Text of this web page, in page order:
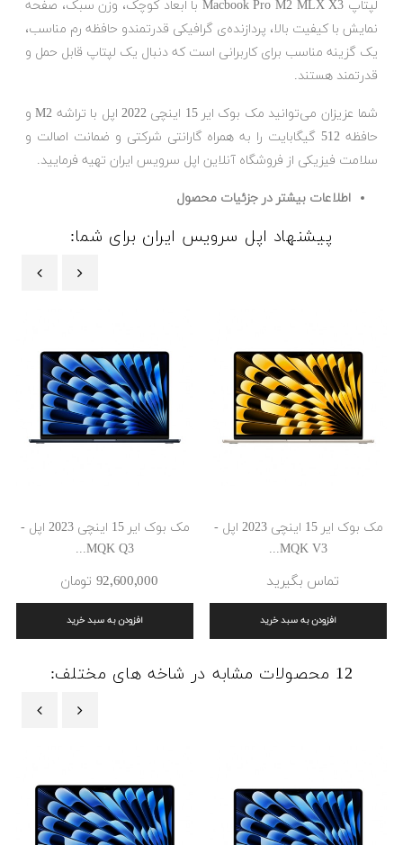
لپتاپ Macbook Pro M2 MLX X3 با ابعاد کوچک، وزن سبک، صفحه
نمایش با کیفیت بالا، پردازنده‌ی گرافیکی قدرتمندو حافظه رم مناسب،
یک گزینه مناسب برای کاربرانی است که دنبال یک لپتاپ قابل حمل و
قدرتمند هستند.
شما عزیزان می‌توانید مک بوک ایر 15 اینچی 2022 اپل با تراشه M2 و
حافظه 512 گیگابایت را به همراه گارانتی شرکتی و ضمانت اصالت و
سلامت فیزیکی از فروشگاه آنلاین اپل سرویس ایران تهیه فرمایید.
اطلاعات بیشتر در جزئیات محصول
پیشنهاد اپل سرویس ایران برای شما:
مک بوک ایر 15 اینچی 2023 اپل -
MQK V3...
تماس بگیرید
افزودن به سبد خرید
مک بوک ایر 15 اینچی 2023 اپل -
MQK Q3...
92٬600٬000 ‎تومان
افزودن به سبد خرید
12 محصولات مشابه در شاخه های مختلف: